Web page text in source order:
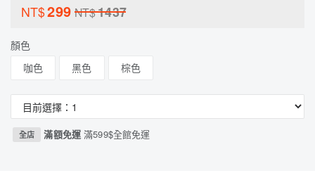
NT$299 NT$1437
顏色
咖色
黑色 棕色
全店 滿額免運滿599$全館免運